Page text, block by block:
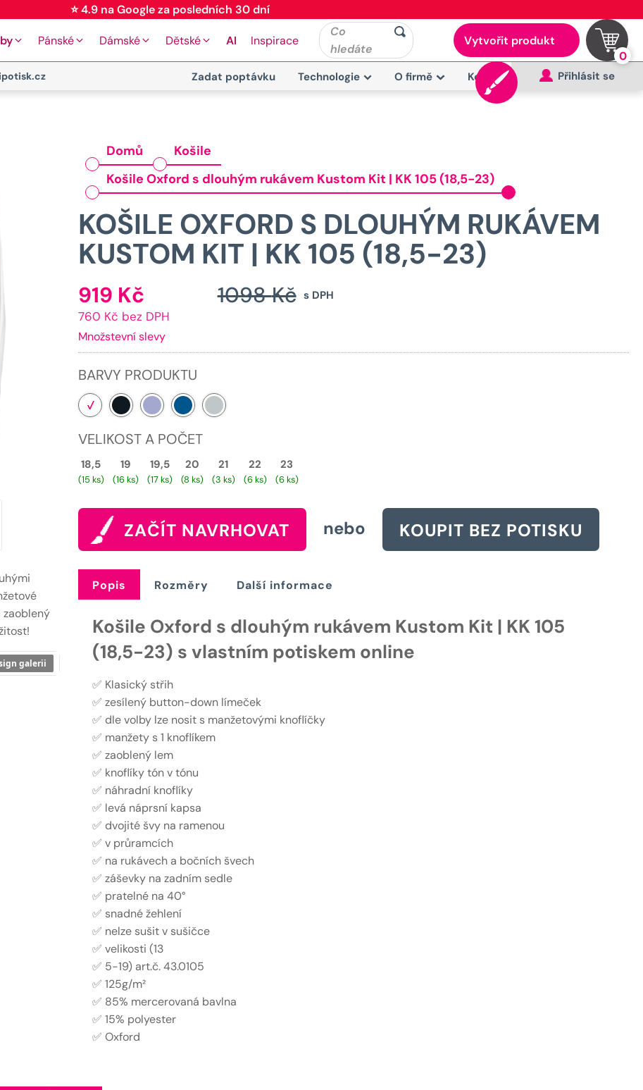
⭐ 4.9 na Google za posledních 30 dní
Pánské Dámské Dětské AI Inspirace
Co
hledáte
Vytvořit produkt
0
Zadat poptávku Technologie O firmě Kontakt Přihlásit se
zaoblený
galerii
Domů
Košile
Košile Oxford s dlouhým rukávem Kustom Kit | KK 105 (18,5-23)
KOŠILE OXFORD S DLOUHÝM RUKÁVEM
KUSTOM KIT | KK 105 (18,5-23)
s DPH
1098Kč
Původní
1098 Kč.
919 KčAktuální
cena
je:
760 Kč bez DPH
Množstevní slevy
BARVY PRODUKTU
VELIKOST A POČET
18,5
(15 ks)
19
(16 ks)
19,5
(17 ks)
20
(8 ks)
21
(3 ks)
22
(6 ks)
23
(6 ks)
ZAČÍT NAVRHOVAT nebo KOUPIT BEZ POTISKU
Popis Rozměry Další informace
Košile Oxford s dlouhým rukávem Kustom Kit | KK 105
(18,5-23) s vlastním potiskem online
✅ Klasický střih
✅ zesílený button-down límeček
✅ dle volby lze nosit s manžetovými knoflíčky
✅ manžety s 1 knoflíkem
✅ zaoblený lem
✅ knoflíky tón v tónu
✅ náhradní knoflíky
✅ levá náprsní kapsa
✅ dvojité švy na ramenou
✅ v průramcích
✅ na rukávech a bočních švech
✅ záševky na zadním sedle
✅ pratelné na 40°
✅ snadné žehlení
✅ nelze sušit v sušičce
✅ velikosti (13
✅ 5-19) art.č. 43.0105
✅ 125g/m²
✅ 85% mercerovaná bavlna
✅ 15% polyester
✅ Oxford